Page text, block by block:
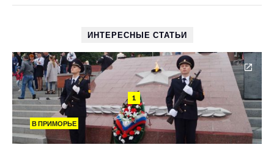
ИНТЕРЕСНЫЕ СТАТЬИ
1
В ПРИМОРЬЕ